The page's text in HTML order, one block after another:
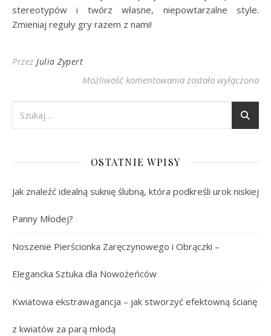
stereotypów i twórz własne, niepowtarzalne style.
Zmieniaj reguły gry razem z nami!
Przez Julia Zypert
Możliwość komentowania Triumf Elegancji –
została wyłączona
OSTATNIE WPISY
Jak znaleźć idealną suknię ślubną, która podkreśli urok niskiej
Panny Młodej?
Noszenie Pierścionka Zaręczynowego i Obrączki –
Elegancka Sztuka dla Nowożeńców
Kwiatowa ekstrawagancja – jak stworzyć efektowną ścianę
z kwiatów za parą młodą